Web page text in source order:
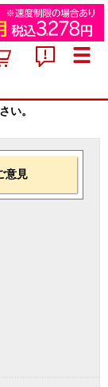
い。
意見